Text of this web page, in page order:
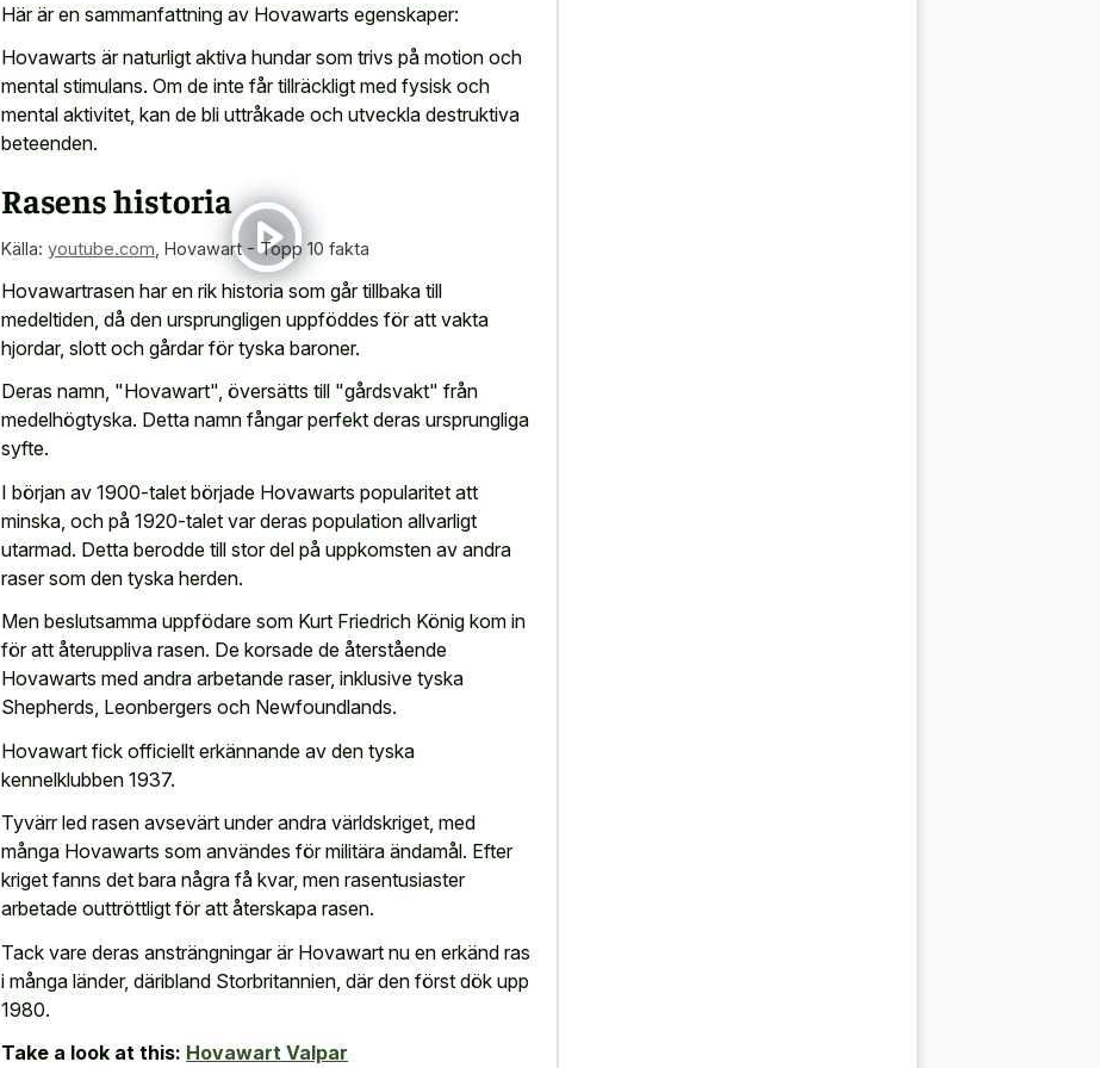
Här är en sammanfattning av Hovawarts egenskaper:
Hovawarts är naturligt aktiva hundar som trivs på motion och
mental stimulans. Om de inte får tillräckligt med fysisk och
mental aktivitet, kan de bli uttråkade och utveckla destruktiva
beteenden.
Rasens historia
Källa: youtube.com Hovawart - Topp 10 fakta
Hovawartrasen har en rik historia som går tillbaka till
medeltiden, då den ursprungligen uppföddes för att vakta
hjordar, slott och gårdar för tyska baroner.
Deras namn, "Hovawart", översätts till "gårdsvakt" från
medelhögtyska. Detta namn fångar perfekt deras ursprungliga
syfte.
I början av 1900-talet började Hovawarts popularitet att
minska, och på 1920-talet var deras population allvarligt
utarmad. Detta berodde till stor del på uppkomsten av andra
raser som den tyska herden.
Men beslutsamma uppfödare som Kurt Friedrich König kom in
för att återuppliva rasen. De korsade de återstående
Hovawarts med andra arbetande raser, inklusive tyska
Shepherds, Leonbergers och Newfoundlands.
Hovawart fick officiellt erkännande av den tyska
kennelklubben 1937.
Tyvärr led rasen avsevärt under andra världskriget, med
många Hovawarts som användes för militära ändamål. Efter
kriget fanns det bara några få kvar, men rasentusiaster
arbetade outtröttligt för att återskapa rasen.
Tack vare deras ansträngningar är Hovawart nu en erkänd ras
i många länder, däribland Storbritannien, där den först dök upp
1980.
Take a look at this: Hovawart Valpar